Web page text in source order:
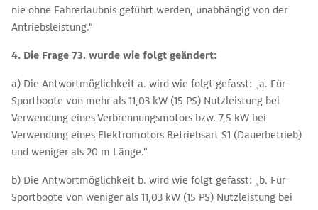
nie ohne Fahrerlaubnis geführt werden, unabhängig von der
Antriebsleistung.“
4. Die Frage 73. wurde wie folgt geändert:
a) Die Antwortmöglichkeit a. wird wie folgt gefasst: „a. Für
Sportboote von mehr als 11,03 kW (15 PS) Nutzleistung bei
Verwendung eines Verbrennungsmotors bzw. 7,5 kW bei
Verwendung eines Elektromotors Betriebsart S1 (Dauerbetrieb)
und weniger als 20 m Länge.“
b) Die Antwortmöglichkeit b. wird wie folgt gefasst: „b. Für
Sportboote von weniger als 11,03 kW (15 PS) Nutzleistung bei